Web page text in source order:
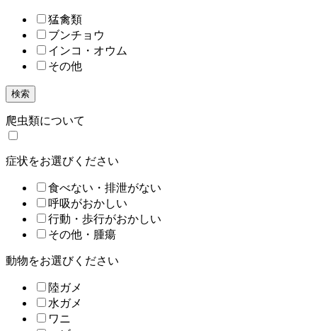
猛禽類
ブンチョウ
インコ・オウム
その他
検索
爬虫類について
症状をお選びください
食べない・排泄がない
呼吸がおかしい
行動・歩行がおかしい
その他・腫瘍
動物をお選びください
陸ガメ
水ガメ
ワニ